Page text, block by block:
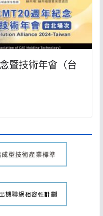
暨技術年會（台